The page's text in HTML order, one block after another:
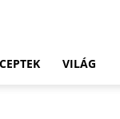
VILÁG